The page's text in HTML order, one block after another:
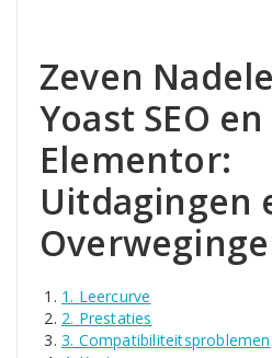
Zeven
Yoast SEO en
Elementor:
Uitdagingen
1. Leercurve
2. Prestaties
3. Compatibiliteitsproblemen